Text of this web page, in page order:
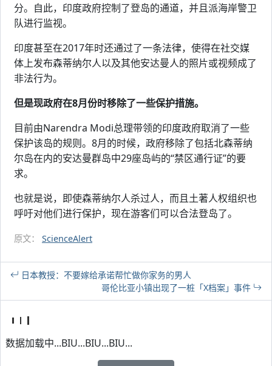
分。自此，印度政府控制了登岛的通道，并且派海岸警卫
队进行监视。
印度甚至在2017年时还通过了一条法律，使得在社交媒
体上发布森蒂纳尔人以及其他安达曼人的照片或视频成了
非法行为。
但是现政府在8月份时移除了一些保护措施。
目前由Narendra Modi总理带领的印度政府取消了一些
保护该岛的规则。8月的时候，政府移除了包括北森蒂纳
尔岛在内的安达曼群岛中29座岛屿的“禁区通行证”的要
求。
也就是说，即使森蒂纳尔人杀过人，而且土著人权组织也
呼吁对他们进行保护，现在游客们可以合法登岛了。
原文： ScienceAlert
日本教授：不要嫁给承诺帮忙做你家务的男人
哥伦比亚小镇出现了一桩「X档案」事件
数据加载中...BIU...BIU...BIU...